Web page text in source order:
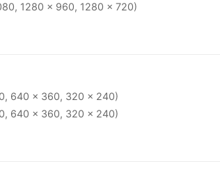
1280 × 960, 1280 × 720)
640 × 360, 320 × 240)
640 × 360, 320 × 240)